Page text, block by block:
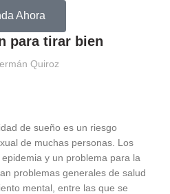
Ahora
para tirar bien
Quiroz
de sueño es un riesgo
de muchas personas. Los
y un problema para la
problemas generales de salud
mental, entre las que se